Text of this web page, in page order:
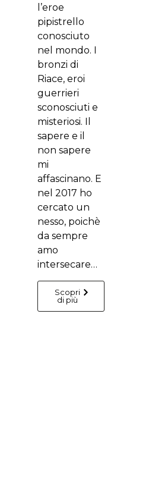
l’eroe
pipistrello
conosciuto
nel mondo. I
bronzi di
Riace, eroi
guerrieri
sconosciuti e
misteriosi. Il
sapere e il
non sapere
mi
affascinano. E
nel 2017 ho
cercato un
nesso, poichè
da sempre
amo
intersecare…
Scopri
di più